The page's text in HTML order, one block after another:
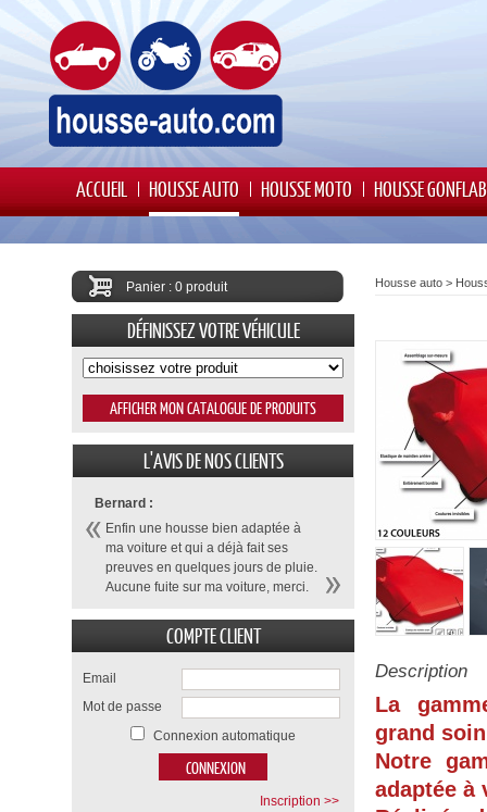
ACCUEIL HOUSSE AUTO HOUSSE MOTO HOUSSE
Housse auto >
Description
La
grand
Notre
adaptée à
Panier : 0 produit
DÉFINISSEZ VOTRE VÉHICULE
L'AVIS DE NOS CLIENTS
Bernard :
Enfin une housse bien adaptée à
ma voiture et qui a déjà fait ses
preuves en quelques jours de pluie.
Aucune fuite sur ma voiture, merci.
COMPTE CLIENT
Email
Mot de passe
Connexion automatique
Inscription >>